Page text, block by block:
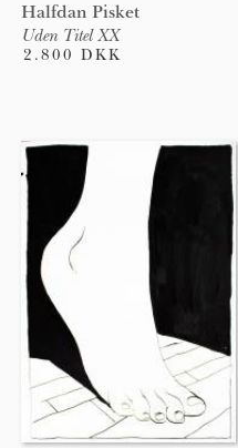
Halfdan Pisket
Uden Titel XX
2.800 DKK